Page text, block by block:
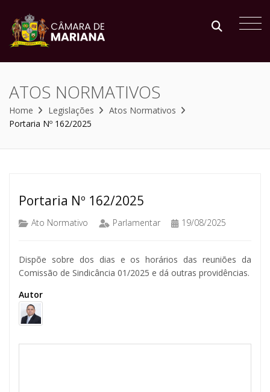
ATOS NORMATIVOS
Home Legislações
Atos Normativos
Portaria Nº 162/2025
Portaria Nº 162/2025
Ato Normativo Parlamentar 19/08/2025
Dispõe sobre dos dias e os horários das reuniões da
Comissão de Sindicância 01/2025 e dá outras providências.
Autor